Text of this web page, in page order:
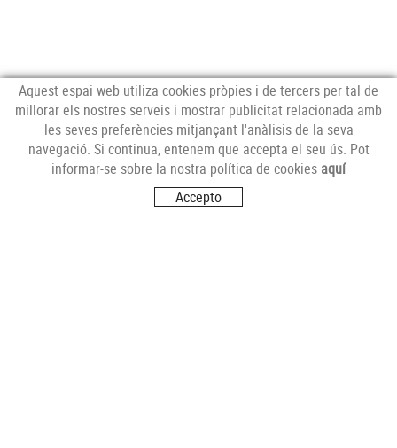
NEWSLETTER
Aquest espai web utiliza cookies pròpies i de tercers per tal de
millorar els nostres serveis i mostrar publicitat relacionada amb
les seves preferències mitjançant l'anàlisis de la seva
navegació. Si continua, entenem que accepta el seu ús. Pot
informar-se sobre la nostra política de cookies aquí
Accepto